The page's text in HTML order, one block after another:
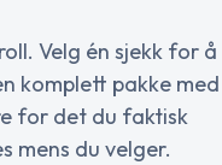
Velg én sjekk for å
komplett pakke med
for det du faktisk
mens du velger.